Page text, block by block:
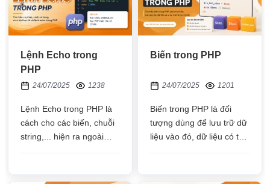
Lệnh Echo trong
PHP
24/07/2025 1238
Lệnh Echo trong PHP là
cách cho các biến, chuỗi
string,... hiện ra ngoài
Biến trong PHP
24/07/2025 1201
Biến trong PHP là đối
tượng dùng để lưu trữ dữ
liệu vào đó, dữ liệu có thể